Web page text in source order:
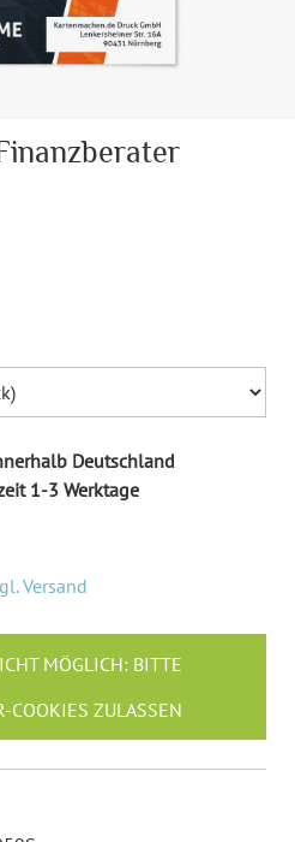
Deutschland
1-3 Werktage
Versand
MÖGLICH: BITTE
COOKIES ZULASSEN